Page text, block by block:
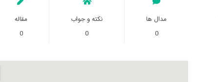
مدال ها
0
نکته و جواب
0
مقاله
0